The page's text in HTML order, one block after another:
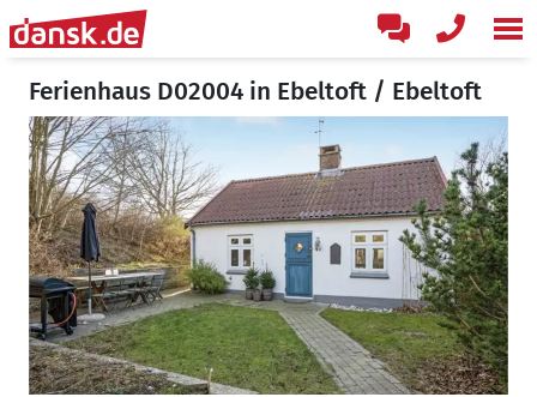
Ferienhaus D02004 in Ebeltoft / Ebeltoft